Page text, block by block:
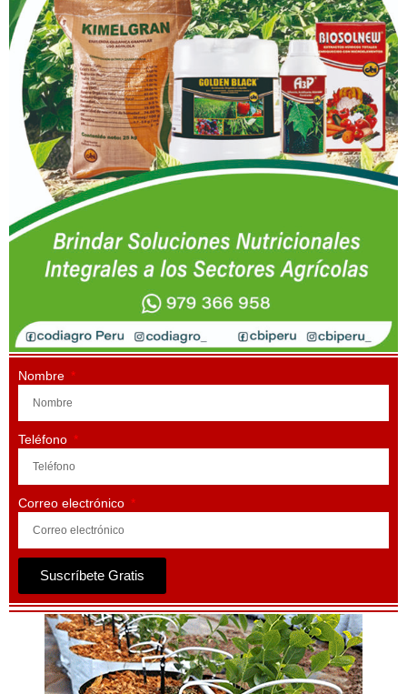
Nombre
Teléfono
Correo electrónico
Suscríbete Gratis